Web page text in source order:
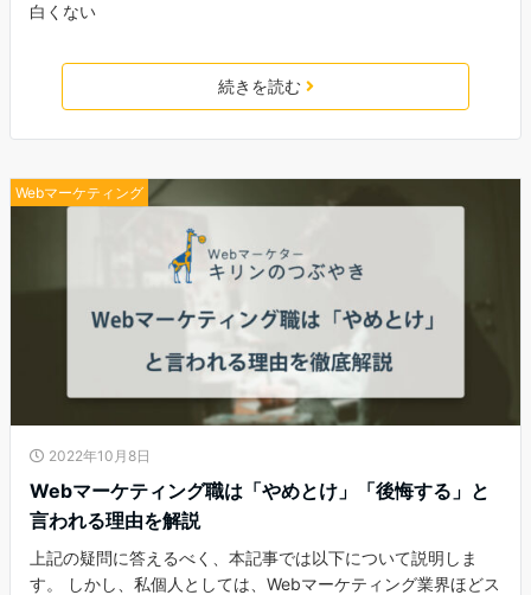
白くない
続きを読む
Webマーケティング
2022年10月8日
Webマーケティング職は「やめとけ」「後悔する」と
言われる理由を解説
上記の疑問に答えるべく、本記事では以下について説明しま
す。 しかし、私個人としては、Webマーケティング業界ほどス